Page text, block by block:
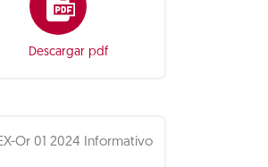
Descargar pdf
Or 01 2024 Informativo